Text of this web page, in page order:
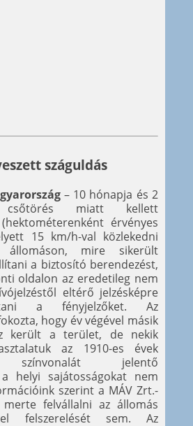
száguldás
– 10 hónapja és 2
miatt kellett
érvényes
15 km/h-val közlekedni
állomáson, mire sikerült
a biztosító berendezést,
oldalon az eredetileg nem
eltérő jelzésképre
a fényjelzőket. Az
hogy év végével másik
került a terület, de nekik
az 1910-es évek
színvonalát jelentő
a helyi sajátosságokat nem
szerint a MÁV Zrt.-
felvállalni az állomás
felszerelését sem. Az